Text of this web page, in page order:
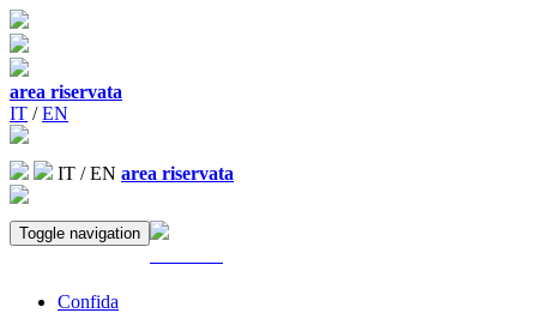
area riservata
IT /EN
IT /EN area riservata
Toggle navigation
Confida